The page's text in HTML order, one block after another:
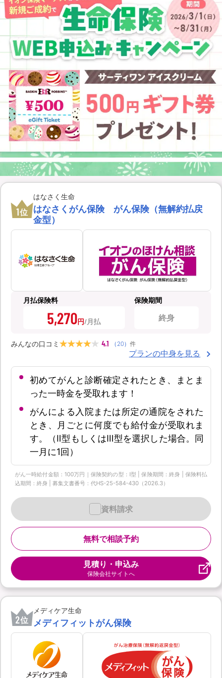
イオンカード会員さま専用保険
1位
はなさく生命
はなさくがん保険 がん保険（無解約払戻
金型）
月払保険料
5,270円
保険期間
終身
みんなの口コミ 4.1 （ 20） 件
プランの中身を見る
初めてがんと診断確定されたとき、まとま
った一時金を受取れます！
がんによる入院または所定の通院をされた
とき、月ごとに何度でも給付金が受取れま
す。（Ⅱ型もしくはⅢ型を選択した場合。同
一月に1回）
がん一時給付金額：100万円｜保険契約の型：Ⅰ型 | 保険期間：終身 | 保険料払
込期間：終身 | 募集文書番号：代HS-25-584-430（2026.3）
無料で相談予約
資料請求
見積り・申込み
保険会社サイトへ
2位
メディケア生命
メディフィットがん保険